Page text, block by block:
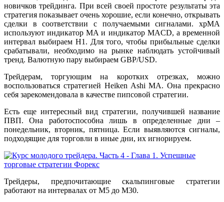
новичков трейдинга. При всей своей простоте результаты эта
стратегия показывает очень хорошие, если конечно, открывать
сделки в соответствии с получаемыми сигналами. хрМА
используют индикатор MA и индикатор MACD, а временной
интервал выбираем H1. Для того, чтобы прибыльные сделки
срабатывали, необходимо на рынке наблюдать устойчивый
тренд. Валютную пару выбираем GBP/USD.
Трейдерам, торгующим на коротких отрезках, можно
воспользоваться стратегией Heiken Ashi МА. Она прекрасно
себя зарекомендовала в качестве пипсовой стратегии.
Есть еще интересный вид стратегии, получившей название
ПВП. Она работоспособна лишь в определенные дни –
понедельник, вторник, пятница. Если выявляются сигналы,
подходящие для торговли в иные дни, их игнорируем.
Трейдеры, предпочитающие скальпинговые стратегии
работают на интервалах от М5 до М30.